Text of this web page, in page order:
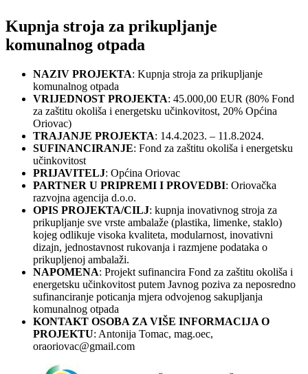
Kupnja stroja za prikupljanje
komunalnog otpada
NAZIV PROJEKTA: Kupnja stroja za prikupljanje
komunalnog otpada
VRIJEDNOST PROJEKTA: 45.000,00 EUR (80% Fond
za zaštitu okoliša i energetsku učinkovitost, 20% Općina
Oriovac)
TRAJANJE PROJEKTA: 14.4.2023. – 11.8.2024.
SUFINANCIRANJE: Fond za zaštitu okoliša i energetsku
učinkovitost
PRIJAVITELJ: Općina Oriovac
PARTNER U PRIPREMI I PROVEDBI: Oriovačka
razvojna agencija d.o.o.
OPIS PROJEKTA/CILJ: kupnja inovativnog stroja za
prikupljanje sve vrste ambalaže (plastika, limenke, staklo)
kojeg odlikuje visoka kvaliteta, modularnost, inovativni
dizajn, jednostavnost rukovanja i razmjene podataka o
prikupljenoj ambalaži.
NAPOMENA: Projekt sufinancira Fond za zaštitu okoliša i
energetsku učinkovitost putem Javnog poziva za neposredno
sufinanciranje poticanja mjera odvojenog sakupljanja
komunalnog otpada
KONTAKT OSOBA ZA VIŠE INFORMACIJA O
PROJEKTU: Antonija Tomac, mag.oec,
oraoriovac@gmail.com